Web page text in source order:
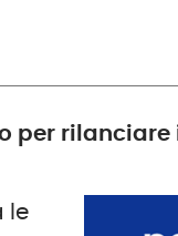
per rilanciare
le